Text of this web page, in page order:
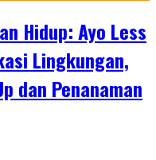
Hidup: Ayo Less
Lingkungan,
dan Penanaman